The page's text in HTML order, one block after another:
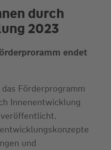
durch
2023
endet
Förderprogramm
Innenentwicklung
und